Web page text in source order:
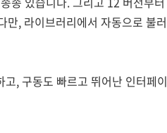
, 라이브러리에서 자동으로 불러
, 구동도 빠르고 뛰어난 인터페이